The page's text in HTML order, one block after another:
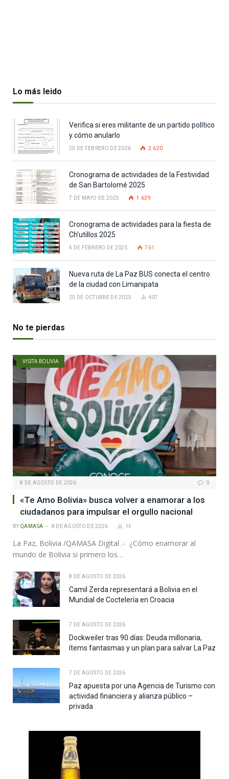
Lo más leido
Verifica si eres militante de un partido político
y cómo anularlo
25 DE FEBRERO DE 2026 2.620
Cronograma de actividades de la Festividad
de San Bartolomé 2025
7 DE MAYO DE 2025 1.639
Cronograma de actividades para la fiesta de
Ch’utillos 2025
4 DE FEBRERO DE 2025 761
Nueva ruta de La Paz BUS conecta el centro
de la ciudad con Limanipata
25 DE OCTUBRE DE 2025 407
No te pierdas
VISITA BOLIVIA
8 DE AGOSTO DE 2026 0
«Te Amo Bolivia» busca volver a enamorar a los
ciudadanos para impulsar el orgullo nacional
BY QAMASA 8 DE AGOSTO DE 2026 15
La Paz, Bolivia /QAMASA Digital .- ¿Cómo enamorar al
mundo de Bolivia si primero los…
8 DE AGOSTO DE 2026
Camil Zerda representará a Bolivia en el
Mundial de Coctelería en Croacia
7 DE AGOSTO DE 2026
Dockweiler tras 90 días: Deuda millonaria,
ítems fantasmas y un plan para salvar La Paz
7 DE AGOSTO DE 2026
Paz apuesta por una Agencia de Turismo con
actividad financiera y alianza público –
privada